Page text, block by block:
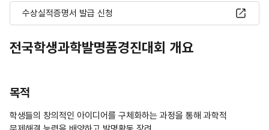
수상실적증명서 발급 신청
전국학생과학발명품경진대회 개요
목적
학생들의 창의적인 아이디어를 구체화하는 과정을 통해 과학적